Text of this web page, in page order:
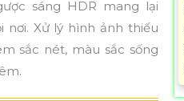
sáng HDR mang lại
nơi. Xử lý hình ảnh thiếu
sắc nét, màu sắc sống